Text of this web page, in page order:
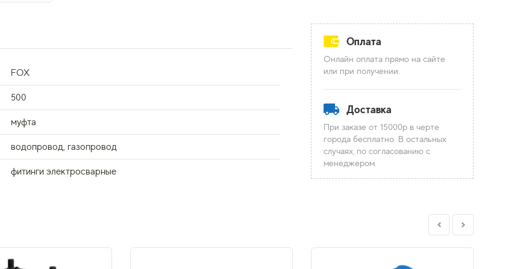
FOX
500
муфта
водопровод, газопровод
фитинги электросварные
Оплата
Онлайн оплата прямо на сайте
или при получении.
Доставка
При заказе от 15000р в черте
города бесплатно. В остальных
случаях, по согласованию с
менеджером.